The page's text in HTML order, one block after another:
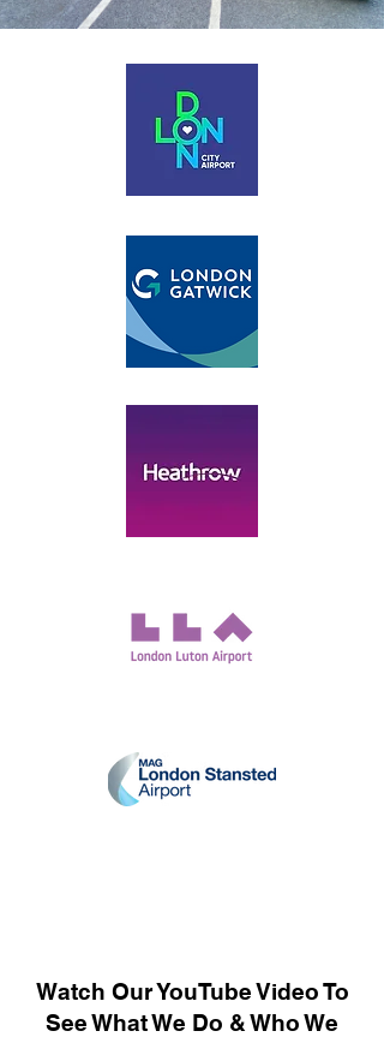
Watch Our YouTube Video To
See What We Do & Who We